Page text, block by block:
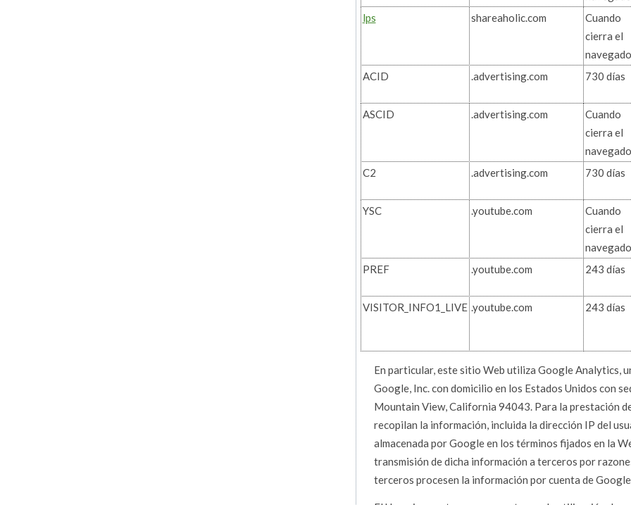
lps
shareaholic.com
Cuando
cierra el
ACID
.advertising.com 730 días
ASCID .advertising.com
Cuando
cierra el
C2
.advertising.com 730 días
YSC .youtube.com
Cuando
cierra el
PREF
.youtube.com 243 días
VISITOR_INFO1_LIVE .youtube.com 243 días
En particular, este sitio Web utiliza Google Analytics,
Google, Inc. con domicilio en los Estados Unidos con
Mountain View, California 94043. Para la prestación
recopilan la información, incluida la dirección IP del
almacenada por Google en los términos fijados en la
transmisión de dicha información a terceros por
terceros procesen la información por cuenta de